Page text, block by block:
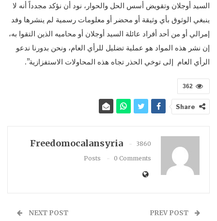
السيد أوجلان وتقويض أسس الحل والحوار، نود أن نؤكد مجدداً أنه لا
ينبغي الوثوق بأي وثيقة أو محضر أو معلومات رسمية لم ينشرها وفد
إمرالي أو من أحد أفراد عائلة السيد أوجلان أو محاميه الذين التقوا به،
إن نشر هذه المواد هو عملية تضليل للرأي العام، ونحن بدورنا ندعو
الرأي العام إلى توخي الحذر تجاه هذه المحاولات الاستفزازية”.
362
Share
Freedomocalansyria
3860
Posts
0 Comments
NEXT POST